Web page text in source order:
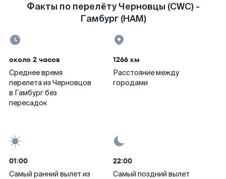
Факты по перелёту Черновцы (CWC) -
Гамбург (HAM)
около 2 часов
Среднее время
перелета из Черновцов
в Гамбург без
пересадок
1266 км
Расстояние между
городами
01:00
Самый ранний вылет из
22:00
Самый поздний вылет